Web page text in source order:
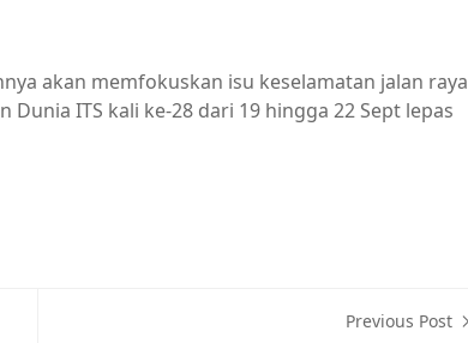
akan memfokuskan isu keselamatan jalan raya
ITS kali ke-28 dari 19 hingga 22 Sept lepas
Previous Post